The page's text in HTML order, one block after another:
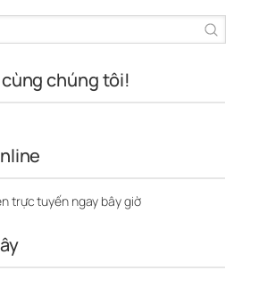
chúng tôi!
trực tuyến ngay bây giờ